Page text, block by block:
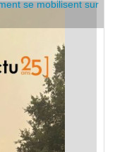
se mobilisent sur